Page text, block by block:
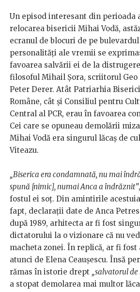
Un episod interesant din perioada
relocarea bisericii Mihai Vodă,
ecranul de blocuri de pe
personalități ale vremii se
favoarea salvării ei de la
filosoful Mihail Șora, scriitorul Geo
Peter Derer. Atât Patriarhia
Române, cât și Consiliul pentru
Central al PCR, erau în favoarea
Cei care se opuneau demolării
Mihai Vodă era singurul lăcaș de
Viteazu.
„Biserica era condamnată, nu mai
spună [nimic], numai Anca a îndrăznit”
fostul ei soț. Din amintirile
fapt, declarații date de Anca
după 1989, arhitecta ar fi fost
dictatorului la o vizionare că nu
macheta zonei. În replică, ar fi fost
atunci de Elena Ceaușescu. Însă
rămas în istorie drept „salvatorul de
a stopat demolarea mai multor